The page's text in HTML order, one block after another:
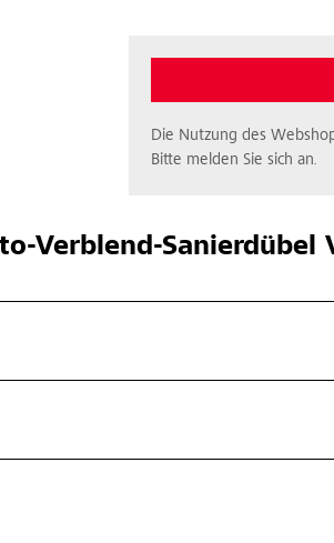
Die Nutzung des
Bitte melden Sie sich an.
Verblend-Sanierdübel